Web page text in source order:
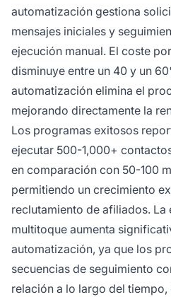
automatización gestiona
mensajes iniciales y
ejecución manual. El coste
disminuye entre un 40 y un
automatización elimina el
mejorando directamente la
Los programas exitosos
ejecutar 500-1,000+
en comparación con 50-100
permitiendo un crecimiento
reclutamiento de afiliados.
multitoque aumenta
automatización, ya que los
secuencias de seguimiento
relación a lo largo del tiempo,